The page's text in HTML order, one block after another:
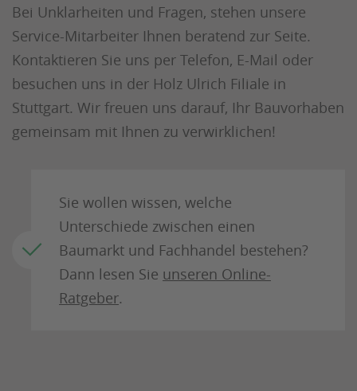
Bei Unklarheiten und Fragen, stehen unsere
Service-Mitarbeiter Ihnen beratend zur Seite.
Kontaktieren Sie uns per Telefon, E-Mail oder
besuchen uns in der Holz Ulrich Filiale in
Stuttgart. Wir freuen uns darauf, Ihr Bauvorhaben
gemeinsam mit Ihnen zu verwirklichen!
Sie wollen wissen, welche
Unterschiede zwischen einen
Baumarkt und Fachhandel bestehen?
Dann lesen Sie unseren Online-
Ratgeber.